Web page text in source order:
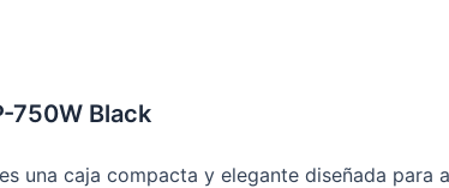
750W Black
una caja compacta y elegante diseñada para